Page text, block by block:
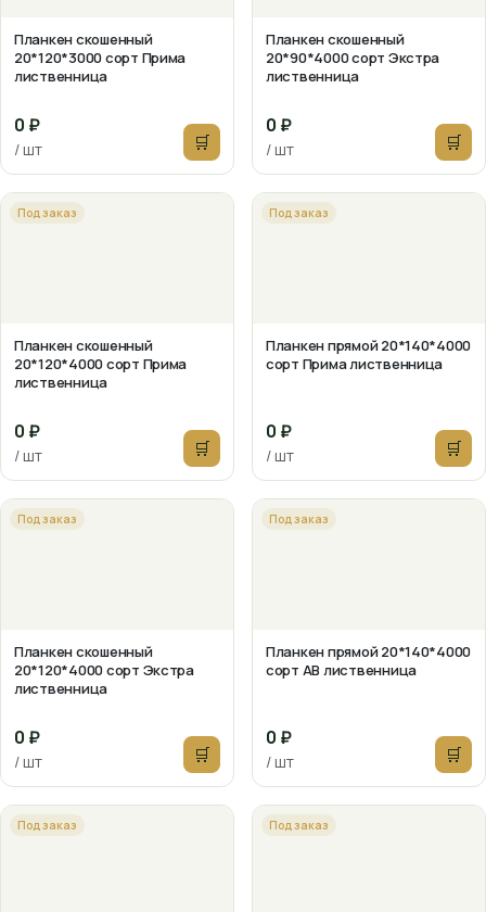
Планкен скошенный
20*120*3000 сорт Прима
лиственница
0 ₽
/ шт 🛒
Планкен скошенный
20*90*4000 сорт Экстра
лиственница
0 ₽
/ шт 🛒
Под заказ
Планкен скошенный
20*120*4000 сорт Прима
лиственница
0 ₽
/ шт 🛒
Под заказ
Планкен прямой 20*140*4000
сорт Прима лиственница
0 ₽
/ шт 🛒
Под заказ
Планкен скошенный
20*120*4000 сорт Экстра
лиственница
0 ₽
/ шт 🛒
Под заказ
Планкен прямой 20*140*4000
сорт АВ лиственница
0 ₽
/ шт 🛒
Под заказ Под заказ